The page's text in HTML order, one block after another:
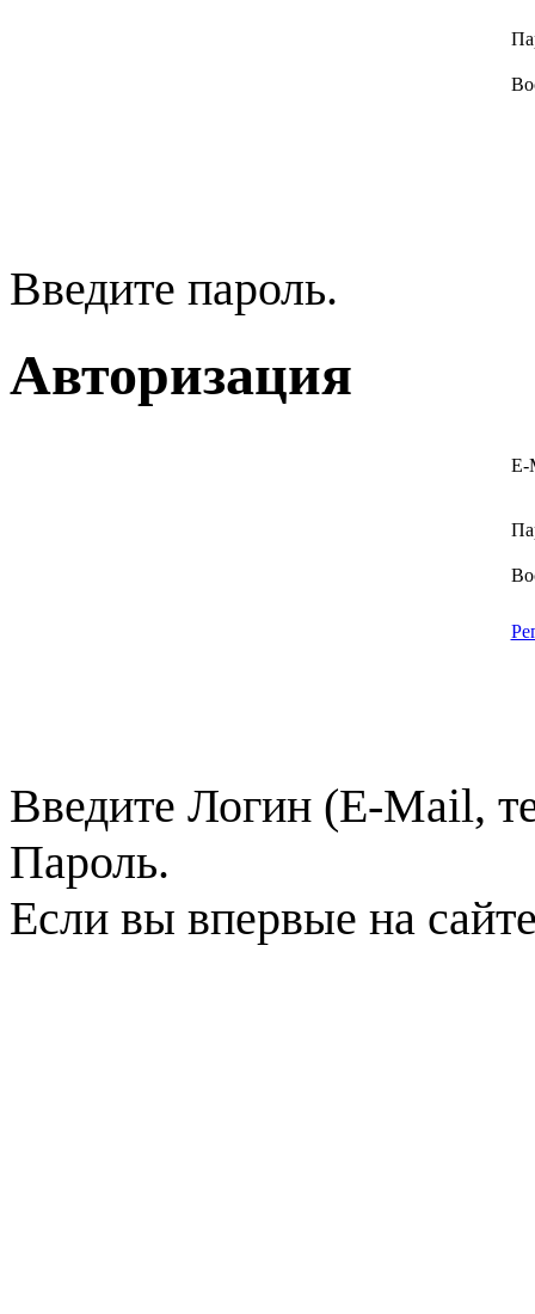
Введите пароль.
Авторизация
E-
Введите Логин (E-Mail,
Пароль.
Если вы впервые на